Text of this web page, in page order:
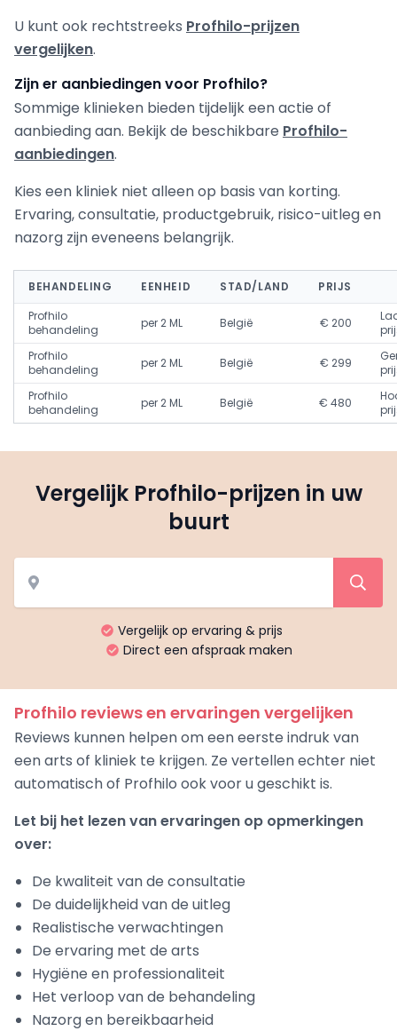
U kunt ook rechtstreeks Profhilo-prijzen
vergelijken.
Zijn er aanbiedingen voor Profhilo?
Sommige klinieken bieden tijdelijk een actie of
aanbieding aan. Bekijk de beschikbare Profhilo-
aanbiedingen.
Kies een kliniek niet alleen op basis van korting.
Ervaring, consultatie, productgebruik, risico-uitleg en
nazorg zijn eveneens belangrijk.
BEHANDELING EENHEID STAD/LAND
PRIJS
Profhilo
behandeling
per 2 ML België € 200
Profhilo
behandeling
per 2 ML België € 299
Profhilo
behandeling
per 2 ML België € 480
Vergelijk Profhilo-prijzen in uw
buurt
Vergelijk op ervaring & prijs
Direct een afspraak maken
Profhilo reviews en ervaringen vergelijken
Reviews kunnen helpen om een eerste indruk van
een arts of kliniek te krijgen. Ze vertellen echter niet
automatisch of Profhilo ook voor u geschikt is.
Let bij het lezen van ervaringen op opmerkingen
over:
De kwaliteit van de consultatie
De duidelijkheid van de uitleg
Realistische verwachtingen
De ervaring met de arts
Hygiëne en professionaliteit
Het verloop van de behandeling
Nazorg en bereikbaarheid